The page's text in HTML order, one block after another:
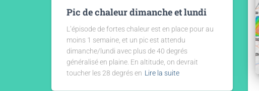
Pic de chaleur dimanche et lundi
L’épisode de fortes chaleur est en place pour au
moins 1 semaine, et un pic est attendu
dimanche/lundi avec plus de 40 degrés
généralisé en plaine. En altitude, on devrait
toucher les 28 degrés en Lire la suite